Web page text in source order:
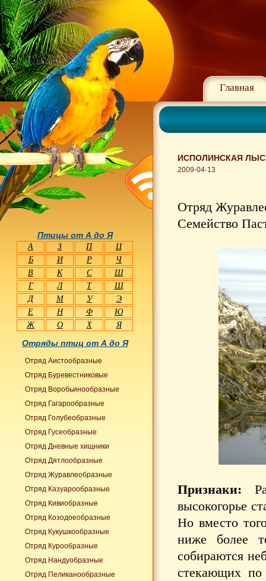
Главная
ИСПОЛИНСКАЯ
2009-04-13
Отряд
Семейство
Признаки:
высокогорье
Но вместо
ниже более
собираются
стекающих по
Птицы от А до Я
А З П
Ц
Б
И Р
Ч
В
К С
Ш
Г
Л Т
Щ
Д
М У
Э
Е
Н Ф
Ю
Ж
О Х Я
Отряды птиц от А до Я
Отряд Аистообразные
Отряд Буревестниковые
Отряд Воробьинообразные
Отряд Гагарообразные
Отряд Голубеобразные
Отряд Гусеобразные
Отряд Дневные хищники
Отряд Дятлообразные
Отряд Журавлеобразные
Отряд Казуарообразные
Отряд Кивиобразные
Отряд Козодоеобразные
Отряд Кукушкообразные
Отряд Курообразные
Отряд Нандуобразные
Отряд Пеликанообразные